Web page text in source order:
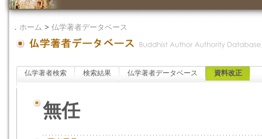
． ホーム > 仏学著者データベース
仏学著者検索 検索結果 仏学著者データベース 資料改正
無任